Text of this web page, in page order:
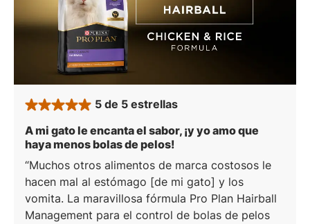
rated 5 stars
5 de 5 estrellas
A mi gato le encanta el sabor, ¡y yo amo que
haya menos bolas de pelos!: 5 de 5 estrellas
Muchos otros alimentos de marca costosos le
hacen mal al estómago [de mi gato] y los
vomita. La maravillosa fórmula Pro Plan Hairball
Management para el control de bolas de pelos